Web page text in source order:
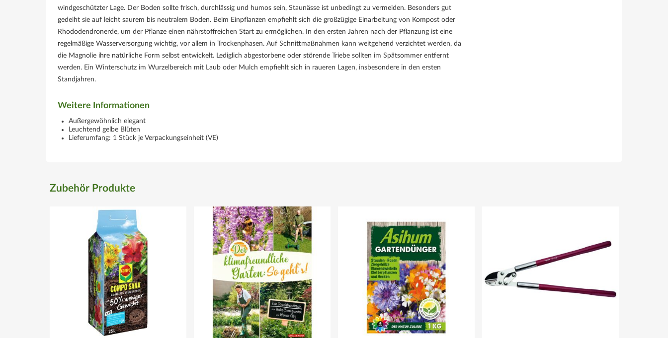
windgeschützter Lage. Der Boden sollte frisch, durchlässig und humos sein, Staunässe ist unbedingt zu vermeiden. Besonders gut
gedeiht sie auf leicht saurem bis neutralem Boden. Beim Einpflanzen empfiehlt sich die großzügige Einarbeitung von Kompost oder
Rhododendronerde, um der Pflanze einen nährstoffreichen Start zu ermöglichen. In den ersten Jahren nach der Pflanzung ist eine
regelmäßige Wasserversorgung wichtig, vor allem in Trockenphasen. Auf Schnittmaßnahmen kann weitgehend verzichtet werden, da
die Magnolie ihre natürliche Form selbst entwickelt. Lediglich abgestorbene oder störende Triebe sollten im Spätsommer entfernt
werden. Ein Winterschutz im Wurzelbereich mit Laub oder Mulch empfiehlt sich in raueren Lagen, insbesondere in den ersten
Standjahren.
Weitere Informationen
Außergewöhnlich elegant
Leuchtend gelbe Blüten
Lieferumfang: 1 Stück je Verpackungseinheit (VE)
Zubehör Produkte